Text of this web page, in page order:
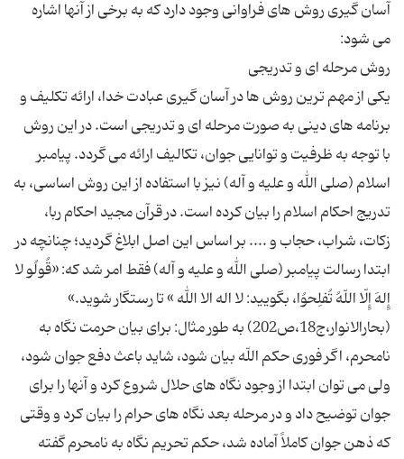
آسان گیری روش های فراوانی وجود دارد که به برخی از آنها اشاره
یکی از مهم ترین روش ها در آسان گیری عبادت خدا، ارائه تکلیف و
برنامه های دینی به صورت مرحله ای و تدریجی است. در این روش
با توجه به ظرفیت و توانایی جوان، تکالیف ارائه می گردد. پیامبر
اسلام (صلی الله و علیه و آله) نیز با استفاده از این روش اساسی، به
تدریج احکام اسلام را بیان کرده است. در قرآن مجید احکام ربا،
زکات، شراب، حجاب و .... بر اساس این اصل ابلاغ گردید؛ چنانچه در
ابتدا رسالت پیامبر (صلی الله و علیه و آله) فقط امر شد که: «قُولُو لا
إِلهَ إِلّا اللّهُ تُفلِحوُا، بگویید: لا اله الا الله » تا رستگار شوید.»
(بحارالانوار،ج18،ص202) به طور مثال: برای بیان حرمت نگاه به
نامحرم، اگر فوری حکم اللّه بیان شود، شاید باعث دفع جوان شود،
ولی می توان ابتدا از وجود نگاه های حلال شروع کرد و آنها را برای
جوان توضیح داد و در مرحله بعد نگاه های حرام را بیان کرد و وقتی
که ذهن جوان کاملاً آماده شد، حکم تحریم نگاه به نامحرم گفته